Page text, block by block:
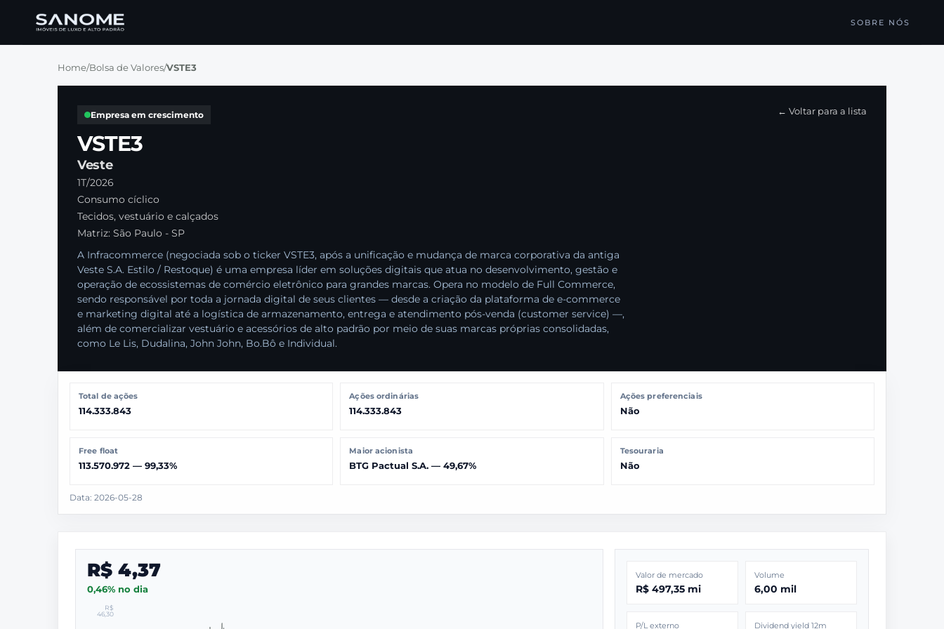
SOBRE NÓS
Home/Bolsa de Valores/VSTE3
Empresa em crescimento
VSTE3
Veste
1T/2026
Consumo cíclico
Tecidos, vestuário e calçados
Matriz: São Paulo - SP
A Infracommerce (negociada sob o ticker VSTE3, após a unificação e mudança de marca corporativa da antiga
Veste S.A. Estilo / Restoque) é uma empresa líder em soluções digitais que atua no desenvolvimento, gestão e
operação de ecossistemas de comércio eletrônico para grandes marcas. Opera no modelo de Full Commerce,
sendo responsável por toda a jornada digital de seus clientes — desde a criação da plataforma de e-commerce
e marketing digital até a logística de armazenamento, entrega e atendimento pós-venda (customer service) —,
além de comercializar vestuário e acessórios de alto padrão por meio de suas marcas próprias consolidadas,
como Le Lis, Dudalina, John John, Bo.Bô e Individual.
← Voltar para a lista
Total de ações
114.333.843
Ações ordinárias
114.333.843
Ações preferenciais
Não
Free float
113.570.972 — 99,33%
Maior acionista
BTG Pactual S.A. — 49,67%
Tesouraria
Não
Data: 2026-05-28
R$ 4,37
0,46% no dia
R$
46,30
Valor de mercado
R$ 497,35 mi
Volume
6,00 mil
P/L externo Dividend yield 12m